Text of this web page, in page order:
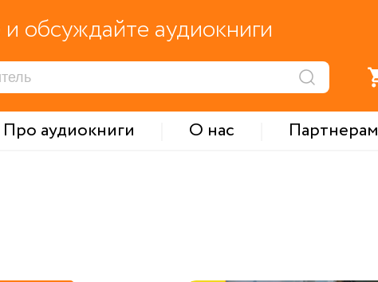
обсуждайте аудиокниги
Про аудиокниги О нас
Партнерам